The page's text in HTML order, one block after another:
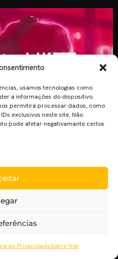
usamos tecnologias como
a informações do dispositivo.
permitirá processar dados, como
exclusivos neste site. Não
pode afetar negativamante certos
de PrivacidadeSobre Nós
mundo, atravessam uma
frustrações e
uma cidade, cada uma
é uma curta-metragem
McNally, e usa uma